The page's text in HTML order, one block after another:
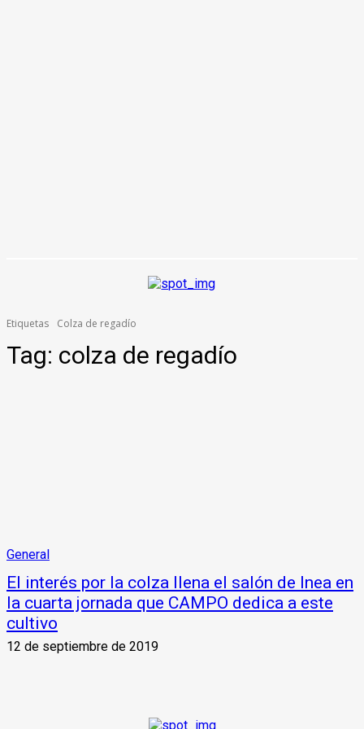
Etiquetas Colza de regadío
Tag: colza de regadío
General
El interés por la colza llena el salón de Inea en
la cuarta jornada que CAMPO dedica a este
cultivo
12 de septiembre de 2019